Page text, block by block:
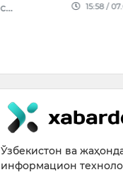
15:58 / 07.08.2026
Ўзбекистон ва
информацион